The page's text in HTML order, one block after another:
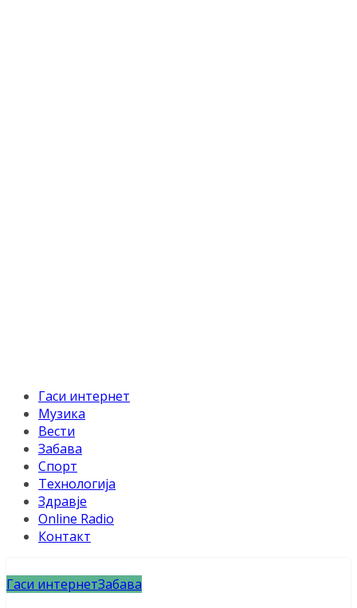
Гаси интернет
Музика
Вести
Забава
Спорт
Технологија
Здравје
Online Radio
Контакт
Гаси интернетЗабава